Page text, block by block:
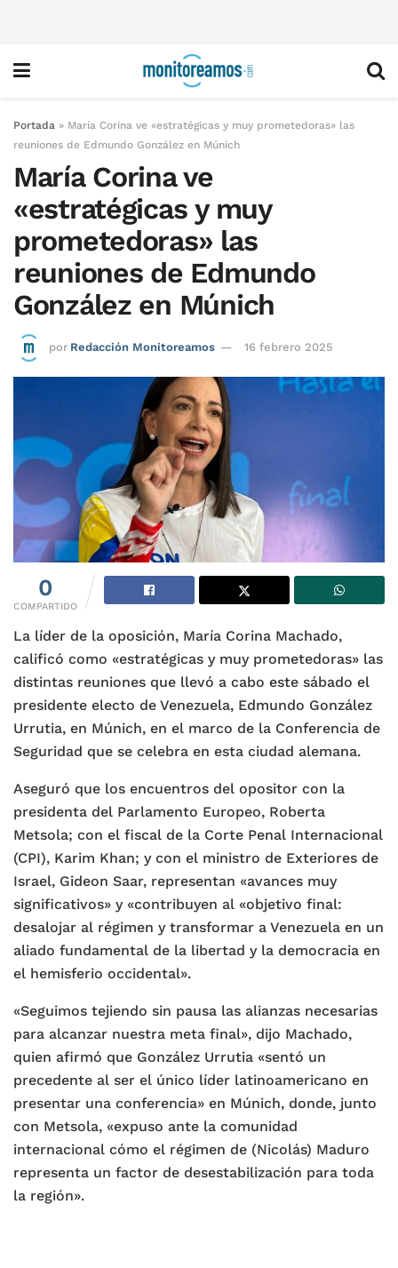
Portada » María Corina ve «estratégicas y muy prometedoras» las
reuniones de Edmundo González en Múnich
María Corina ve
«estratégicas y muy
prometedoras» las
reuniones de Edmundo
González en Múnich
por Redacción Monitoreamos 16 febrero 2025
0
COMPARTIDO
La líder de la oposición, María Corina Machado,
calificó como «estratégicas y muy prometedoras» las
distintas reuniones que llevó a cabo este sábado el
presidente electo de Venezuela, Edmundo González
Urrutia, en Múnich, en el marco de la Conferencia de
Seguridad que se celebra en esta ciudad alemana.
Aseguró que los encuentros del opositor con la
presidenta del Parlamento Europeo, Roberta
Metsola; con el fiscal de la Corte Penal Internacional
(CPI), Karim Khan; y con el ministro de Exteriores de
Israel, Gideon Saar, representan «avances muy
significativos» y «contribuyen al «objetivo final:
desalojar al régimen y transformar a Venezuela en un
aliado fundamental de la libertad y la democracia en
el hemisferio occidental».
«Seguimos tejiendo sin pausa las alianzas necesarias
para alcanzar nuestra meta final», dijo Machado,
quien afirmó que González Urrutia «sentó un
precedente al ser el único líder latinoamericano en
presentar una conferencia» en Múnich, donde, junto
con Metsola, «expuso ante la comunidad
internacional cómo el régimen de (Nicolás) Maduro
representa un factor de desestabilización para toda
la región».